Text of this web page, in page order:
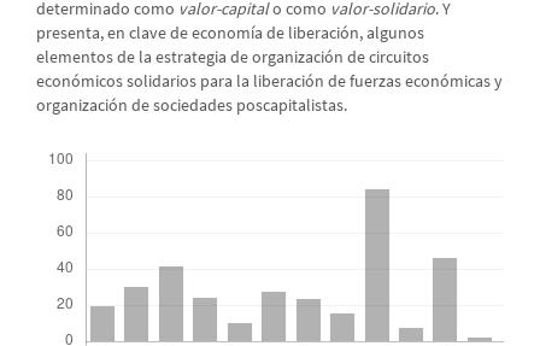
determinado como valor-capitalo como valor-solidario. Y
presenta, en clave de economía de liberación, algunos
elementos de la estrategia de organización de circuitos
económicos solidarios para la liberación de fuerzas económicas y
organización de sociedades poscapitalistas.